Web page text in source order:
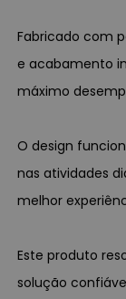
Fabricado com
e acabamento
máximo
O design
nas atividades
melhor
Este produto
solução